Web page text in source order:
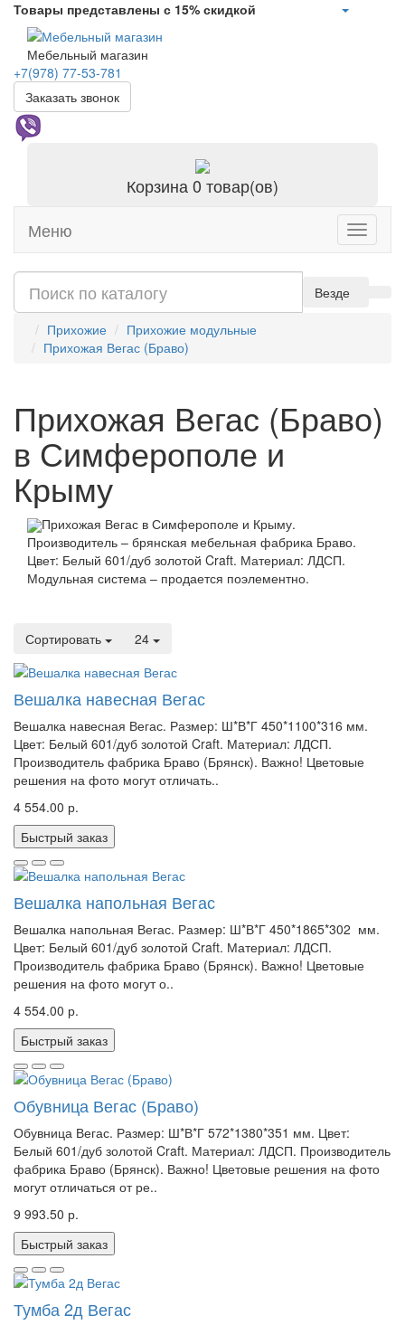
Товары представлены с 15% скидкой
Мебельный магазин
+7(978) 77-53-781
Заказать звонок
Корзина 0 товар(ов)
Toggle
Меню
Везде
Прихожие
Прихожие модульные
Прихожая Вегас (Браво)
Прихожая Вегас (Браво)
в Симферополе и
Крыму
Прихожая Вегас в Симферополе и Крыму.
Производитель – брянская мебельная фабрика Браво.
Цвет: Белый 601/дуб золотой Craft. Материал: ЛДСП.
Модульная система – продается поэлементно.
Сортировать 24
Вешалка навесная Вегас
Вешалка навесная Вегас. Размер: Ш*В*Г 450*1100*316 мм.
Цвет: Белый 601/дуб золотой Craft. Материал: ЛДСП.
Производитель фабрика Браво (Брянск). Важно! Цветовые
решения на фото могут отличать..
4 554.00 р.
Быстрый заказ
Вешалка напольная Вегас
Вешалка напольная Вегас. Размер: Ш*В*Г 450*1865*302 мм.
Цвет: Белый 601/дуб золотой Craft. Материал: ЛДСП.
Производитель фабрика Браво (Брянск). Важно! Цветовые
решения на фото могут о..
4 554.00 р.
Быстрый заказ
Обувница Вегас (Браво)
Обувница Вегас. Размер: Ш*В*Г 572*1380*351 мм. Цвет:
Белый 601/дуб золотой Craft. Материал: ЛДСП. Производитель
фабрика Браво (Брянск). Важно! Цветовые решения на фото
могут отличаться от ре..
9 993.50 р.
Быстрый заказ
Тумба 2д Вегас